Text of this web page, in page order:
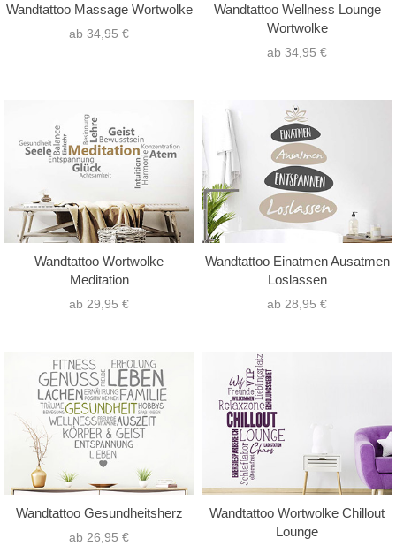
Wandtattoo Massage Wortwolke
ab 34,95 €
Wandtattoo Wellness Lounge
Wortwolke
ab 34,95 €
Wandtattoo Wortwolke
Meditation
ab 29,95 €
Wandtattoo Einatmen Ausatmen
Loslassen
ab 28,95 €
Wandtattoo Gesundheitsherz
ab 26,95 €
Wandtattoo Wortwolke Chillout
Lounge